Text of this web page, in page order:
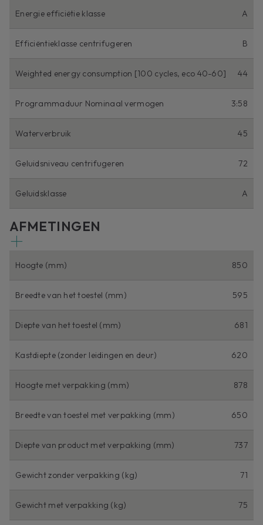
Energie efficiëtie klasse A
Efficiëntieklasse centrifugeren B
Weighted energy consumption [100 cycles, eco 40-60] 44
Programmaduur Nominaal vermogen 3:58
Waterverbruik 45
Geluidsniveau centrifugeren 72
Geluidsklasse A
AFMETINGEN
Hoogte (mm) 850
Breedte van het toestel (mm) 595
Diepte van het toestel (mm) 681
Kastdiepte (zonder leidingen en deur) 620
Hoogte met verpakking (mm) 878
Breedte van toestel met verpakking (mm) 650
Diepte van product met verpakking (mm) 737
Gewicht zonder verpakking (kg) 71
Gewicht met verpakking (kg) 75